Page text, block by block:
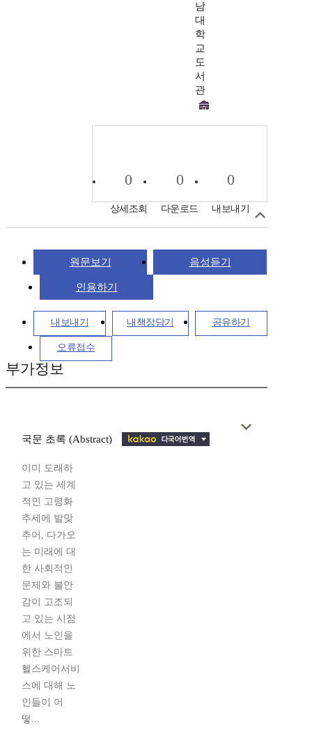
남
대
학
교
도
서
관
0
상세조회
0
다운로드
0
내보내기
원문보기 음성듣기
인용하기
내보내기 내책장담기 공유하기
오류접수
부가정보
국문 초록 (Abstract)
이미 도래하
고 있는 세계
적인 고령화
추세에 발맞
추어, 다가오
는 미래에 대
한 사회적인
문제와 불안
감이 고조되
고 있는 시점
에서 노인을
위한 스마트
헬스케어서비
스에 대해 노
인들이 어
떻...